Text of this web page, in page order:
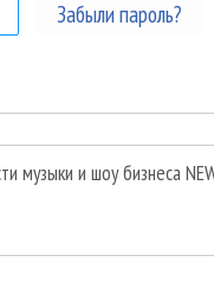
(активная вкладка)
Забыли пароль?
музыки и шоу бизнеса